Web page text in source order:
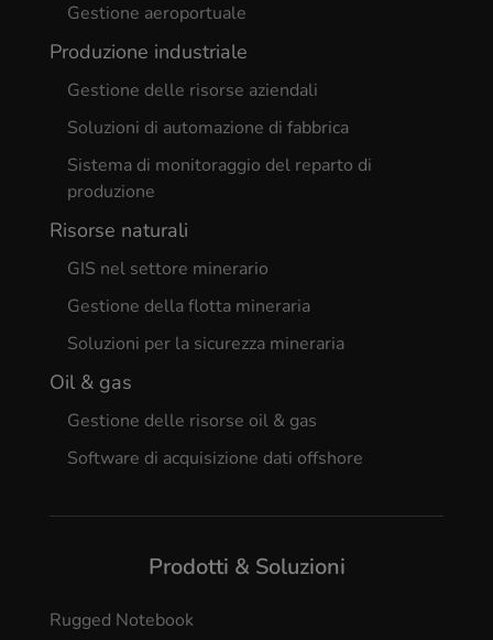
Gestione aeroportuale
Produzione industriale
Gestione delle risorse aziendali
Soluzioni di automazione di fabbrica
Sistema di monitoraggio del reparto di
produzione
Risorse naturali
GIS nel settore minerario
Gestione della flotta mineraria
Soluzioni per la sicurezza mineraria
Oil & gas
Gestione delle risorse oil & gas
Software di acquisizione dati offshore
Prodotti & Soluzioni
Rugged Notebook